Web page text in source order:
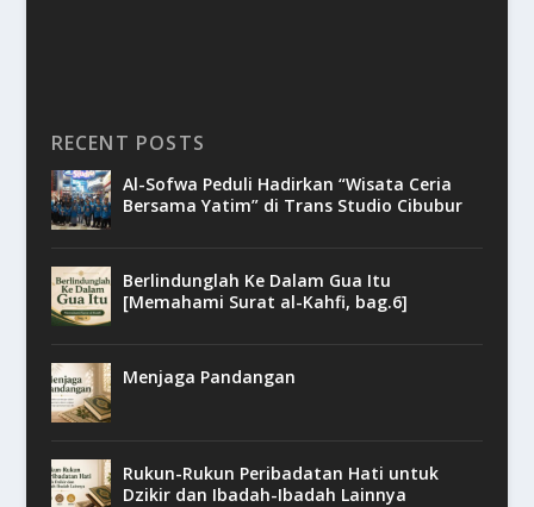
RECENT POSTS
Al-Sofwa Peduli Hadirkan “Wisata Ceria
Bersama Yatim” di Trans Studio Cibubur
Berlindunglah Ke Dalam Gua Itu
[Memahami Surat al-Kahfi, bag.6]
Menjaga Pandangan
Rukun-Rukun Peribadatan Hati untuk
Dzikir dan Ibadah-Ibadah Lainnya